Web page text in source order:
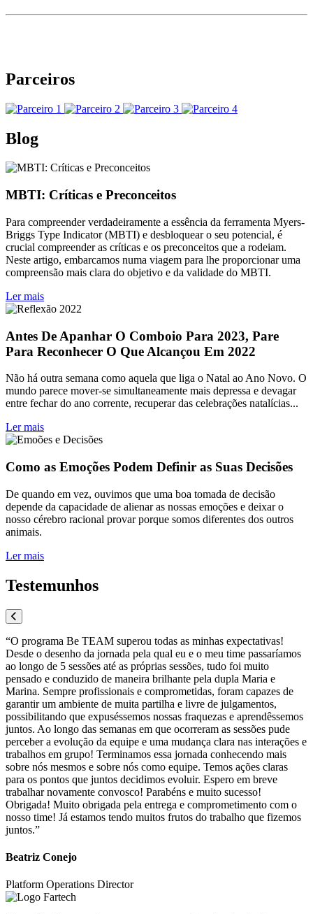
Parceiros
Blog
MBTI: Críticas e Preconceitos
Para compreender verdadeiramente a essência da ferramenta Myers-
Briggs Type Indicator (MBTI) e desbloquear o seu potencial, é
crucial compreender as críticas e os preconceitos que a rodeiam.
Neste artigo, embarcamos numa viagem para lhe proporcionar uma
compreensão mais clara do objetivo e da validade do MBTI.
Ler mais
Antes De Apanhar O Comboio Para 2023, Pare
Para Reconhecer O Que Alcançou Em 2022
Não há outra semana como aquela que liga o Natal ao Ano Novo. O
mundo parece mover-se simultaneamente mais depressa e devagar
entre fechar do ano corrente, recuperar das celebrações natalícias...
Ler mais
Como as Emoções Podem Definir as Suas Decisões
De quando em vez, ouvimos que uma boa tomada de decisão
depende da capacidade de alienar as nossas emoções e deixar o
nosso cérebro racional provar porque somos diferentes dos outros
animais.
Ler mais
Testemunhos
“O programa Be TEAM superou todas as minhas expectativas!
Desde o desenho da jornada pela qual eu e o meu time passaríamos
ao longo de 5 sessões até as próprias sessões, tudo foi muito
pensado e conduzido de maneira brilhante pela dupla Maria e
Marina. Sempre profissionais e comprometidas, foram capazes de
garantir um ambiente de muita partilha e livre de julgamentos,
possibilitando que expuséssemos nossas fraquezas e aprendêssemos
juntos. Ao longo das semanas em que ocorreram as sessões pude
perceber a evolução da equipe e uma mudança clara nas interações e
trabalhos em grupo! Terminamos essa jornada conhecendo mais
sobre nós mesmos e sobre nós como equipe. Temos ações claras
para os pontos que juntos decidimos evoluir. Espero em breve
trabalhar novamente convosco! Parabéns e muito sucesso!
Obrigada! Muito obrigada pela entrega e comprometimento com o
nosso time! Já estamos tendo muitos frutos do trabalho que fizemos
juntos.”
Beatriz Conejo
Platform Operations Director